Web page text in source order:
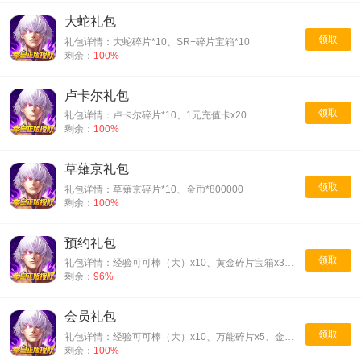
领取
大蛇礼包
礼包详情：大蛇碎片*10、SR+碎片宝箱*10
剩余： 100%
领取
卢卡尔礼包
礼包详情：卢卡尔碎片*10、1元充值卡x20
剩余： 100%
领取
草薙京礼包
礼包详情：草薙京碎片*10、金币*800000
剩余： 100%
领取
预约礼包
礼包详情：经验可可棒（大）x10、黄金碎片宝箱x3、金币x300000
剩余： 96%
领取
会员礼包
剩余： 100%